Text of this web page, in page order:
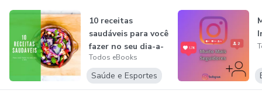
estratégias para lidar com o estresse, ansiedade e
depressão.
Finanças pessoais: conselhos para administrar melhor o
dinheiro, economizar, investir e evitar dívidas.
10 receitas
saudáveis para você
fazer no seu dia-a-
dia
Todos eBooks
Saúde e Esportes